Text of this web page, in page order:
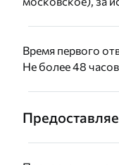
Время первого
Не более 48 часов